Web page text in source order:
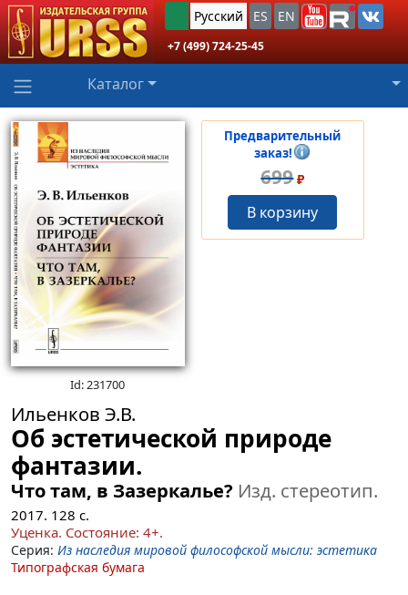
Русский ES EN
+7 (499) 724-25-45
Каталог
Id: 231700
Предварительный
заказ!
699₽
В корзину
Ильенков Э.В.
Об эстетической природе
фантазии.
Что там, в Зазеркалье? Изд. стереотип.
2017. 128 с.
Уценка. Состояние: 4+.
Серия: Из наследия мировой философской мысли: эстетика
Типографская бумага